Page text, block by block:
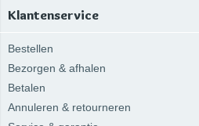
Klantenservice
Bestellen
Bezorgen & afhalen
Betalen
Annuleren & retourneren